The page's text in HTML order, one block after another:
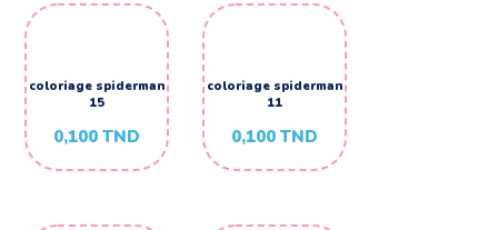
coloriage spiderman
15
0,100TND
coloriage spiderman
11
0,100TND